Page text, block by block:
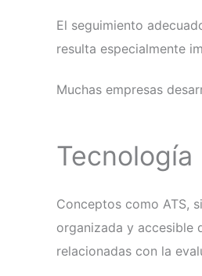
El seguimiento
resulta especialmente
Muchas empresas
Conceptos como ATS,
organizada y accesible
relacionadas con la